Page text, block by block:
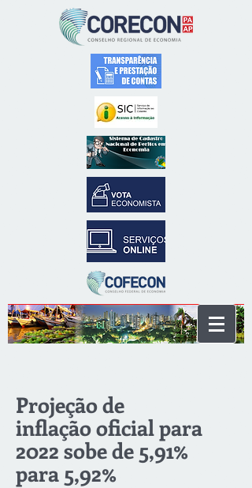
Projeção de
inflação oficial para
2022 sobe de 5,91%
para 5,92%